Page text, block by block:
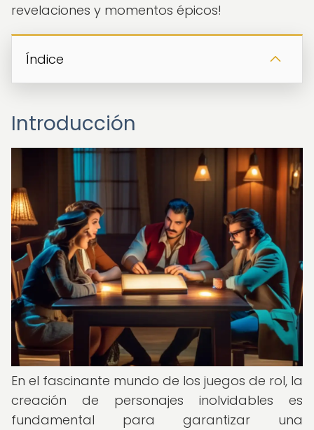
revelaciones y momentos épicos!
Índice
Introducción
En el fascinante mundo de los juegos de rol, la
creación de personajes inolvidables es
fundamental para garantizar una